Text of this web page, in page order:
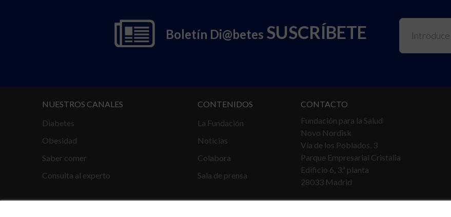
Boletín Di@betes SUSCRÍBETE
NUESTROS CANALES
Diabetes
Obesidad
Saber comer
Consulta al experto
CONTENIDOS
La Fundación
Noticias
Colabora
Sala de prensa
CONTACTO
Fundación para la Salud
Novo Nordisk
Vía de los Poblados, 3
Parque Empresarial Cristalia
Edificio 6, 3.ª planta
28033 Madrid